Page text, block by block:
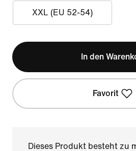
XXL (EU 52-54)
In den
Favorit
Dieses Produkt besteht zu